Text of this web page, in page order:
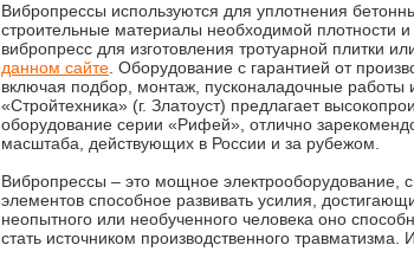
Вибропрессы используются для уплотнения
строительные материалы необходимой плотности
вибропресс для изготовления тротуарной плитки
данном сайте . Оборудование с гарантией от
включая подбор, монтаж, пусконаладочные работы
«Стройтехника» (г. Златоуст) предлагает
оборудование серии «Рифей», отлично
масштаба, действующих в России и за рубежом.
Вибропрессы – это мощное электрооборудование,
элементов способное развивать усилия,
неопытного или необученного человека оно
стать источником производственного травматизма.